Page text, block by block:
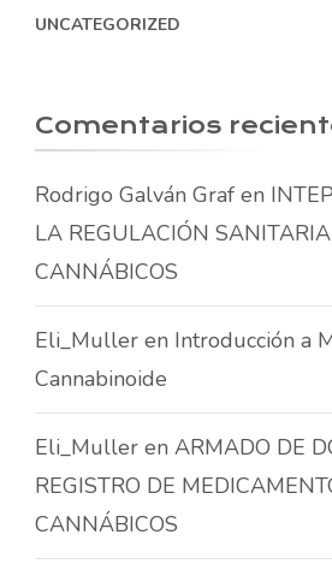
UNCATEGORIZED
Comentarios
Rodrigo Galván Graf en
LA REGULACIÓN
CANNÁBICOS
Eli_Muller en Introducción a
Cannabinoide
Eli_Muller en ARMADO DE
REGISTRO DE
CANNÁBICOS